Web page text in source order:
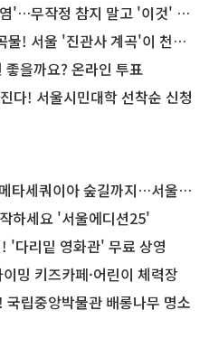
작정 참지 말고 '이것' 해보세요!
울 '진관사 계곡'이 천국이네~
을까요? 온라인 투표
다! 서울시민대학 선착순 신청
이아 숲길까지…서울둘레길 15코스
하세요 '서울에디션25'
'다리밑 영화관' 무료 상영
밍 키즈카페·어린이 체력장
립중앙박물관 배롱나무 명소